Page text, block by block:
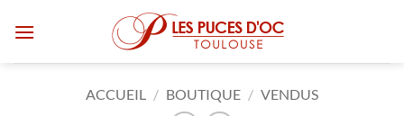
ACCUEIL / BOUTIQUE / VENDUS